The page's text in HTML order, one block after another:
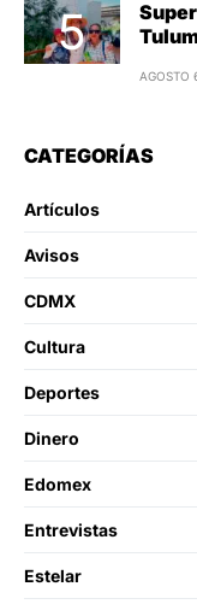
AGOSTO
CATEGORÍAS
Artículos
Avisos
CDMX
Cultura
Deportes
Dinero
Edomex
Entrevistas
Estelar